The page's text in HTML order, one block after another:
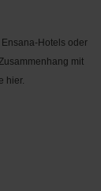
Hotels oder
mit
hier.